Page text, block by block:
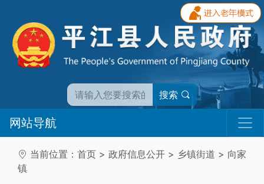
搜索
网站导航
当前位置： 首页 > 政府信息公开 > 乡镇街道 > 向家
镇